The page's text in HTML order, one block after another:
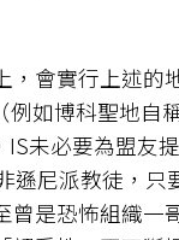
，會實行上述
例如博科聖地自
IS未必要為盟友
遜尼派教徒，
曾是恐怖組織